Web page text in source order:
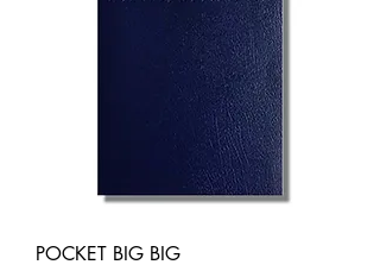
POCKET BIG BIG